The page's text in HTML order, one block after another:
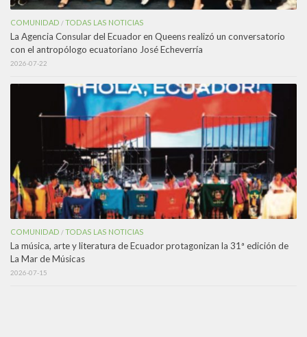
COMUNIDAD /TODAS LAS NOTICIAS
La Agencia Consular del Ecuador en Queens realizó un conversatorio
con el antropólogo ecuatoriano José Echeverría
2026-07-22
COMUNIDAD /TODAS LAS NOTICIAS
La música, arte y literatura de Ecuador protagonizan la 31ª edición de
La Mar de Músicas
2026-07-15